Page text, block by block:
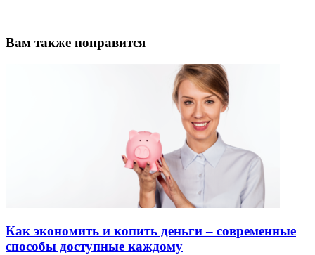
Вам также понравится
Как экономить и копить деньги – современные
способы доступные каждому